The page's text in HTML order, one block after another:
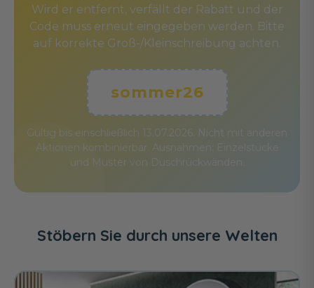
Wird er entfernt, verfällt der Rabatt und der
Code muss erneut eingegeben werden. Bitte
auf korrekte Groß-/Kleinschreibung achten.
sommer26
Gültig bis einschließlich 13.07.2026. Nicht mit anderen
Aktionen kombinierbar. Ausnahmen: Einzelstücke
und Muster von Duschrückwänden.
Stöbern Sie durch unsere Welten